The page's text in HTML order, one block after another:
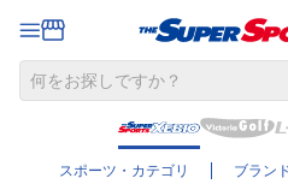
スポーツ・カテゴリ ブラン
さらに